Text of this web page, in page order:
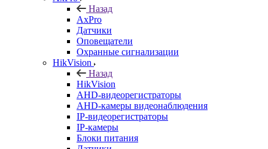
Назад
AxPro
Датчики
Оповещатели
Охранные сигнализации
HikVision
Назад
HikVision
AHD-видеорегистраторы
AHD-камеры видеонаблюдения
IP-видеорегистраторы
IP-камеры
Блоки питания